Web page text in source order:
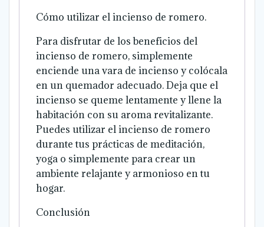
Cómo utilizar el incienso de romero.
Para disfrutar de los beneficios del
incienso de romero, simplemente
enciende una vara de incienso y colócala
en un quemador adecuado. Deja que el
incienso se queme lentamente y llene la
habitación con su aroma revitalizante.
Puedes utilizar el incienso de romero
durante tus prácticas de meditación,
yoga o simplemente para crear un
ambiente relajante y armonioso en tu
hogar.
Conclusión